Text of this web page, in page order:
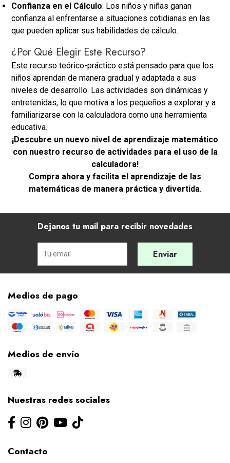
Confianza en el Cálculo: Los niños y niñas ganan
confianza al enfrentarse a situaciones cotidianas en las
que pueden aplicar sus habilidades de cálculo.
¿Por Qué Elegir Este Recurso?
Este recurso teórico-práctico está pensado para que los
niños aprendan de manera gradual y adaptada a sus
niveles de desarrollo. Las actividades son dinámicas y
entretenidas, lo que motiva a los pequeños a explorar y a
familiarizarse con la calculadora como una herramienta
educativa.
¡Descubre un nuevo nivel de aprendizaje matemático
con nuestro recurso de actividades para el uso de la
calculadora!
Compra ahora y facilita el aprendizaje de las
matemáticas de manera práctica y divertida.
Dejanos tu mail para recibir novedades
Enviar
Medios de pago
Medios de envío
Nuestras redes sociales
Contacto